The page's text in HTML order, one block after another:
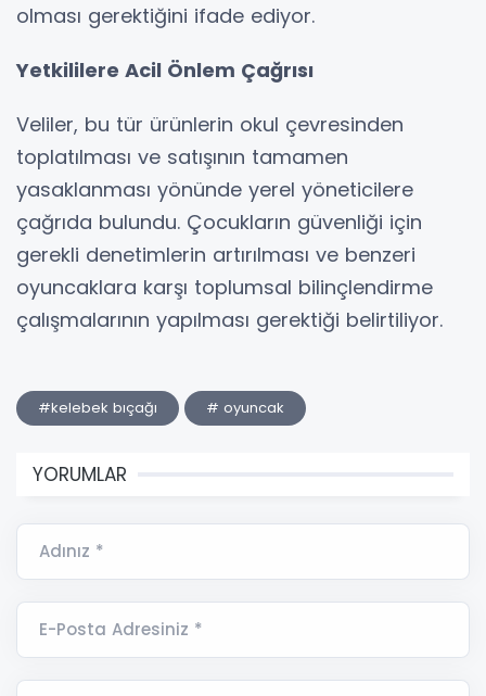
olması gerektiğini ifade ediyor.
Yetkililere Acil Önlem Çağrısı
Veliler, bu tür ürünlerin okul çevresinden
toplatılması ve satışının tamamen
yasaklanması yönünde yerel yöneticilere
çağrıda bulundu. Çocukların güvenliği için
gerekli denetimlerin artırılması ve benzeri
oyuncaklara karşı toplumsal bilinçlendirme
çalışmalarının yapılması gerektiği belirtiliyor.
#kelebek bıçağı # oyuncak
YORUMLAR
Adınız *
E-Posta Adresiniz *